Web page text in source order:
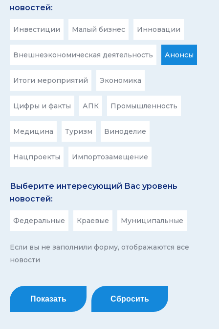
новостей:
Инвестиции Малый бизнес Инновации
Внешнеэкономическая деятельность Анонсы
Итоги мероприятий Экономика
Цифры и факты АПК Промышленность
Медицина Туризм Виноделие
Нацпроекты Импортозамещение
Выберите интересующий Вас уровень
новостей:
Федеральные Краевые Муниципальные
Если вы не заполнили форму, отображаются все
новости
Показать Сбросить